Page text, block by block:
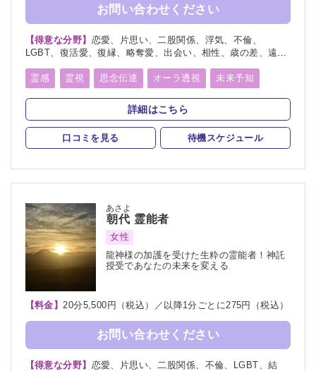
お問い合わせください
【得意な分野】 恋愛、片思い、二股関係、浮気、不倫、
LGBT、復活愛、復縁、略奪愛、出会い、相性、歳の差、遠距
教育、介護、進路、学業、受験、仕事、就職、天職、転職、適
職、経営、人間関係、人生相談、健康、金運、引越し、開運、
故人、相手の気持ち、総合運、運勢、過去、未来、将来、心霊
相談、心霊写真、命名、改名、ペット、霊障、カルマ、縁結
び、縁切り
霊感 霊視 思念伝達 オーラ透視 未来予知
霊聴 守護霊 チャネリング オーラリーディング
スピリチュアルカウンセリング 言霊
アカシックリーディング 縁結び 縁切り 浄霊
浄化 祈願 供養 先祖供養 写真供養 人形供養
詳細はこちら
口コミを見る 待機スケジュール
朝代
あさよ
霊能者
女性
龍神様の加護を受けた生粋の霊能者！神託
授受であなたの未来を変える
【料金】 20分5,500円（税込）／以降1分ごとに275円（税込）
お問い合わせください
【得意な分野】 恋愛、片思い、二股関係、不倫、LGBT、結